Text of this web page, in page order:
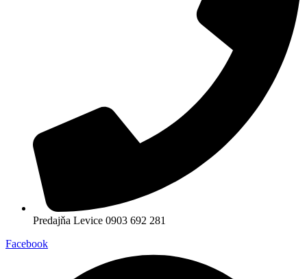
Predajňa Levice 0903 692 281
Facebook